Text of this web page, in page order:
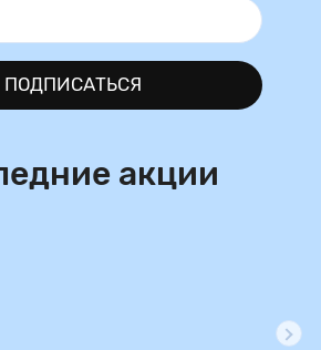
ПОДПИСАТЬСЯ
акции